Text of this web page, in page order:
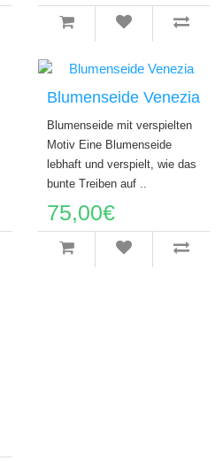
Blumenseide Venezia
Blumenseide mit verspielten
Motiv Eine Blumenseide
lebhaft und verspielt, wie das
bunte Treiben auf ..
75,00€